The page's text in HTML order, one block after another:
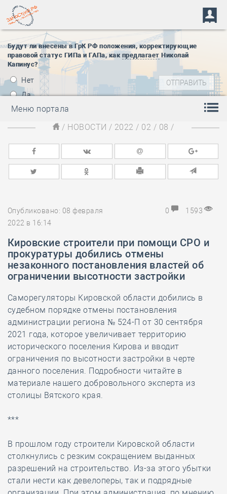
Будут ли внесены в ГрК РФ положения, корректирующие
правовой статус ГИПа и ГАПа, как предлагает Николай
Капинус?
Нет
Да
Меню портала
/ НОВОСТИ / 2022 / 02 / 08 /
Опубликовано: 08 февраля
2022 в 16:14
0 1593
Кировские строители при помощи СРО и
прокуратуры добились отмены
незаконного постановления властей об
ограничении высотности застройки
Саморегуляторы Кировской области добились в
судебном порядке отмены постановления
администрации региона № 524-П от 30 сентября
2021 года, которое увеличивает территорию
исторического поселения Кирова и вводит
ограничения по высотности застройки в черте
данного поселения. Подробности читайте в
материале нашего добровольного эксперта из
столицы Вятского края.
***
В прошлом году строители Кировской области
столкнулись с резким сокращением выданных
разрешений на строительство. Из-за этого убытки
стали нести как девелоперы, так и подрядные